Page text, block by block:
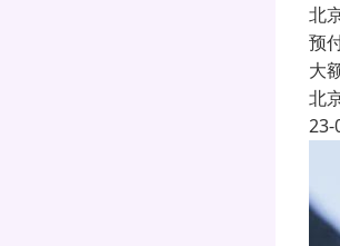
北
预
大
北
23-